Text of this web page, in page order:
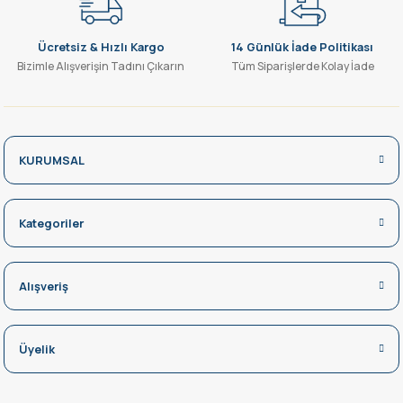
Ücretsiz & Hızlı Kargo
Bizimle Alışverişin Tadını Çıkarın
14 Günlük İade Politikası
Tüm Siparişlerde Kolay İade
KURUMSAL
Kategoriler
Alışveriş
Üyelik